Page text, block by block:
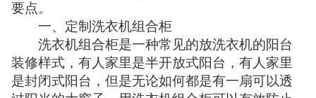
要点。
一、定制洗衣机组合柜
洗衣机组合柜是一种常见的放洗衣机的阳台
装修样式，有人家里是半开放式阳台，有人家里
是封闭式阳台，但是无论如何都是有一扇可以透